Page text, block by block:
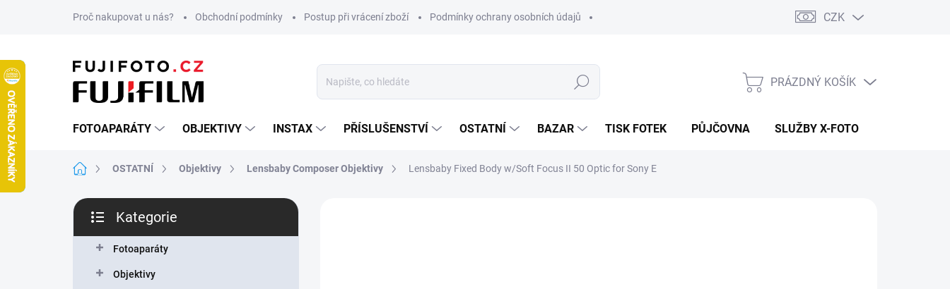
Proč nakupovat u nás? Obchodní podmínky Postup při vrácení zboží Podmínky ochrany osobních údajů CZK
Hledat
NÁKUPNÍ
PRÁZDNÝ KOŠÍK
FOTOAPARÁTY OBJEKTIVY INSTAX PŘÍSLUŠENSTVÍ OSTATNÍ BAZAR TISK FOTEK PŮJČOVNA SLUŽBY X-FOTO
Domů OSTATNÍ Objektivy Lensbaby Composer Objektivy Lensbaby Fixed Body w/Soft Focus II 50 Optic for Sony E
P
s
kategorie
Kategorie
Fotoaparáty
Objektivy